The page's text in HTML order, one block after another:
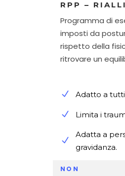
RPP –
Programma di
imposti da
rispetto della
ritrovare un
Adatto a
Limita i
Adatta a
gravidanza.
NON